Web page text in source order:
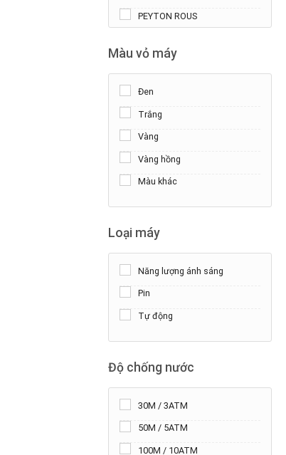
PEYTON ROUS
Da Cá Sấu
Màu vỏ máy
Đen
Trắng
Vàng
Vàng hồng
Màu khác
Loại máy
Năng lượng ánh sáng
Pin
Tự động
Độ chống nước
30M / 3ATM
50M / 5ATM
100M / 10ATM